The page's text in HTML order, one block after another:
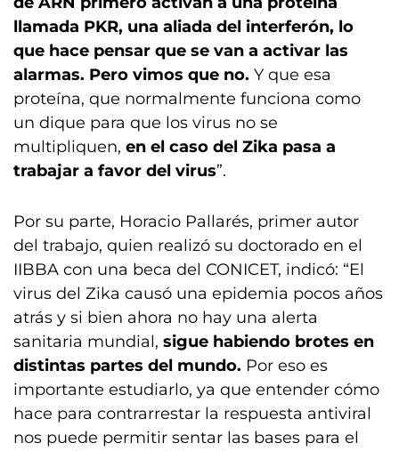
llamada PKR, una aliada del interferón, lo
que hace pensar que se van a activar las
alarmas. Pero vimos que no. Y que esa
proteína, que normalmente funciona como
un dique para que los virus no se
multipliquen, en el caso del Zika pasa a
trabajar a favor del virus”.
Por su parte, Horacio Pallarés, primer autor
del trabajo, quien realizó su doctorado en el
IIBBA con una beca del CONICET, indicó: “El
virus del Zika causó una epidemia pocos años
atrás y si bien ahora no hay una alerta
sanitaria mundial, sigue habiendo brotes en
distintas partes del mundo. Por eso es
importante estudiarlo, ya que entender cómo
hace para contrarrestar la respuesta antiviral
nos puede permitir sentar las bases para el